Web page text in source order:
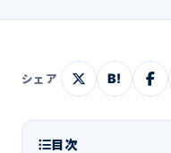
シェア B!
目次